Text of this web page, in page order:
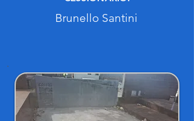
Brunello Santini